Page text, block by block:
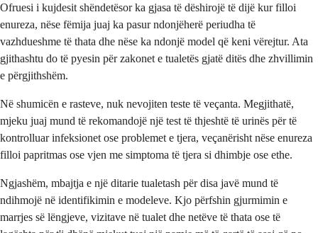
Ofruesi i kujdesit shëndetësor ka gjasa të dëshirojë të dijë kur filloi
enureza, nëse fëmija juaj ka pasur ndonjëherë periudha të
vazhdueshme të thata dhe nëse ka ndonjë model që keni vërejtur. Ata
gjithashtu do të pyesin për zakonet e tualetës gjatë ditës dhe zhvillimin
e përgjithshëm.
Në shumicën e rasteve, nuk nevojiten teste të veçanta. Megjithatë,
mjeku juaj mund të rekomandojë një test të thjeshtë të urinës për të
kontrolluar infeksionet ose problemet e tjera, veçanërisht nëse enureza
filloi papritmas ose vjen me simptoma të tjera si dhimbje ose ethe.
Ngjashëm, mbajtja e një ditarie tualetash për disa javë mund të
ndihmojë në identifikimin e modeleve. Kjo përfshin gjurmimin e
marrjes së lëngjeve, vizitave në tualet dhe netëve të thata ose të